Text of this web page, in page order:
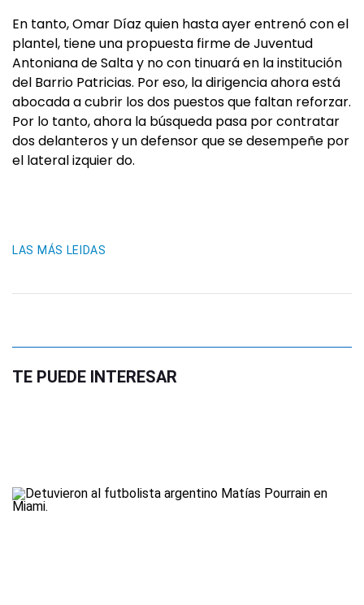
En tanto, Omar Díaz quien hasta ayer entrenó con el
plantel, tiene una propuesta firme de Juven­tud
Antoniana de Salta y no con­ tinuará en la institución
del Ba­rrio Patricias. Por eso, la diri­gencia ahora está
abocada a cubrir los dos puestos que faltan reforzar.
Por lo tanto, ahora la búsqueda pasa por contratar
dos delanteros y un defensor que se desempeñe por
el lateral izquier­ do.
LAS MÁS LEIDAS
TE PUEDE INTERESAR